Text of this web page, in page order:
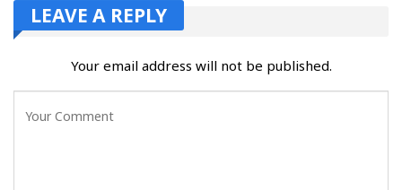
LEAVE A REPLY
Your email address will not be published.